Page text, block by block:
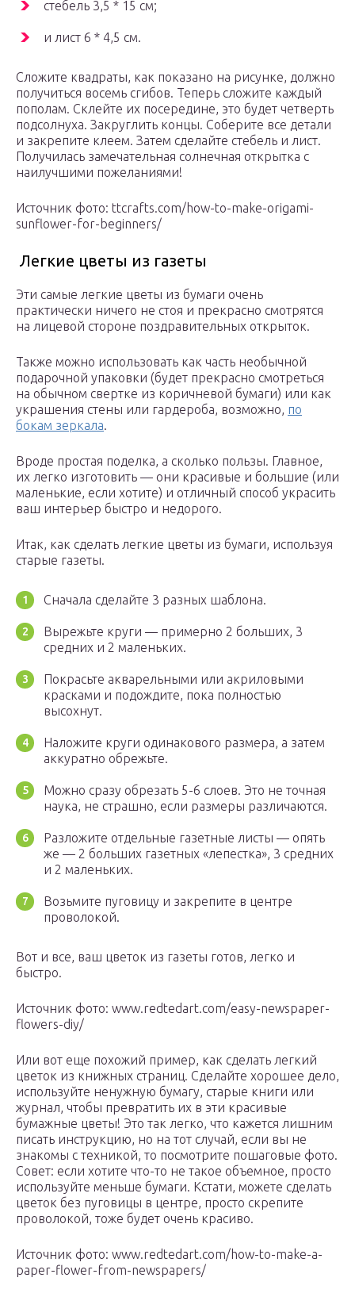
стебель 3,5 * 15 см;
и лист 6 * 4,5 см.
Сложите квадраты, как показано на рисунке, должно
получиться восемь сгибов. Теперь сложите каждый
пополам. Склейте их посередине, это будет четверть
подсолнуха. Закруглить концы. Соберите все детали
и закрепите клеем. Затем сделайте стебель и лист.
Получилась замечательная солнечная открытка с
наилучшими пожеланиями!
Источник фото: ttcrafts.com/how-to-make-origami-
sunflower-for-beginners/
Легкие цветы из газеты
Эти самые легкие цветы из бумаги очень
практически ничего не стоя и прекрасно смотрятся
на лицевой стороне поздравительных открыток.
Также можно использовать как часть необычной
подарочной упаковки (будет прекрасно смотреться
на обычном свертке из коричневой бумаги) или как
украшения стены или гардероба, возможно, по
бокам зеркала.
Вроде простая поделка, а сколько пользы. Главное,
их легко изготовить — они красивые и большие (или
маленькие, если хотите) и отличный способ украсить
ваш интерьер быстро и недорого.
Итак, как сделать легкие цветы из бумаги, используя
старые газеты.
Сначала сделайте 3 разных шаблона.
Вырежьте круги — примерно 2 больших, 3
средних и 2 маленьких.
Покрасьте акварельными или акриловыми
красками и подождите, пока полностью
высохнут.
Наложите круги одинакового размера, а затем
аккуратно обрежьте.
Можно сразу обрезать 5-6 слоев. Это не точная
наука, не страшно, если размеры различаются.
Разложите отдельные газетные листы — опять
же — 2 больших газетных «лепестка», 3 средних
и 2 маленьких.
Возьмите пуговицу и закрепите в центре
проволокой.
Вот и все, ваш цветок из газеты готов, легко и
быстро.
Источник фото: www.redtedart.com/easy-newspaper-
flowers-diy/
Или вот еще похожий пример, как сделать легкий
цветок из книжных страниц. Сделайте хорошее дело,
используйте ненужную бумагу, старые книги или
журнал, чтобы превратить их в эти красивые
бумажные цветы! Это так легко, что кажется лишним
писать инструкцию, но на тот случай, если вы не
знакомы с техникой, то посмотрите пошаговые фото.
Совет: если хотите что-то не такое объемное, просто
используйте меньше бумаги. Кстати, можете сделать
цветок без пуговицы в центре, просто скрепите
проволокой, тоже будет очень красиво.
Источник фото: www.redtedart.com/how-to-make-a-
paper-flower-from-newspapers/